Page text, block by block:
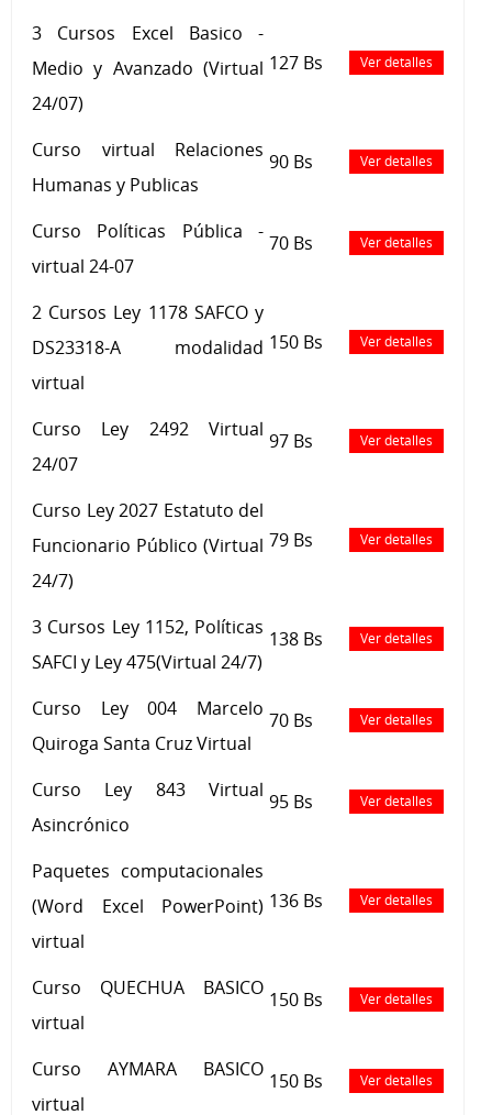
3 Cursos Excel Basico -
Medio y Avanzado (Virtual
24/07)
127 Bs Ver detalles
Curso virtual Relaciones
Humanas y Publicas
90 Bs Ver detalles
Curso Políticas Pública -
virtual 24-07
70 Bs Ver detalles
2 Cursos Ley 1178 SAFCO y
DS23318-A modalidad
virtual
150 Bs Ver detalles
Curso Ley 2492 Virtual
24/07
97 Bs Ver detalles
Curso Ley 2027 Estatuto del
Funcionario Público (Virtual
24/7)
79 Bs Ver detalles
3 Cursos Ley 1152, Políticas
SAFCI y Ley 475(Virtual 24/7)
138 Bs Ver detalles
Curso Ley 004 Marcelo
Quiroga Santa Cruz Virtual
70 Bs Ver detalles
Curso Ley 843 Virtual
Asincrónico
95 Bs Ver detalles
Paquetes computacionales
(Word Excel PowerPoint)
virtual
136 Bs Ver detalles
Curso QUECHUA BASICO
virtual
150 Bs Ver detalles
Curso AYMARA BASICO
virtual
150 Bs Ver detalles